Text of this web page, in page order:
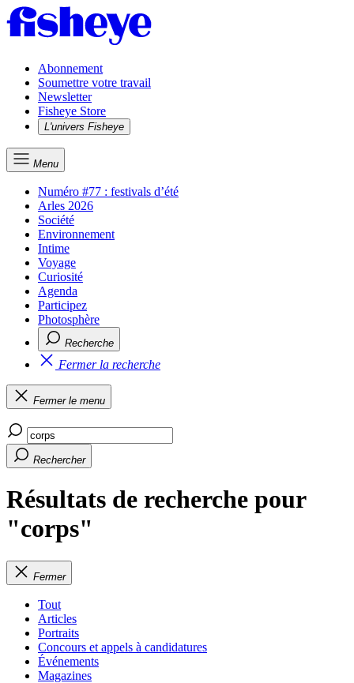
Abonnement
Soumettre votre travail
Newsletter
Fisheye Store
L'univers Fisheye
Menu
Numéro #77 : festivals d’été
Arles 2026
Société
Environnement
Intime
Voyage
Curiosité
Agenda
Participez
Photosphère
Recherche
Fermer la recherche
Fermer le menu
Rechercher
Résultats de recherche pour
"corps"
Fermer
Tout
Articles
Portraits
Concours et appels à candidatures
Événements
Magazines